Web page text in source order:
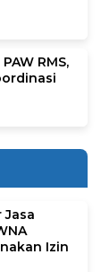
RMS,
Jasa
Izin